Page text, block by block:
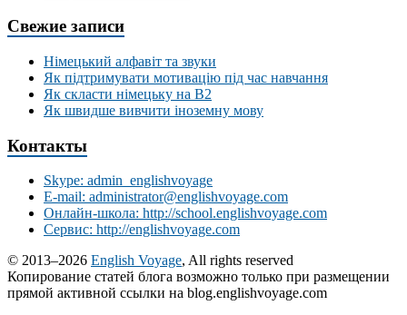
Свежие записи
Німецький алфавіт та звуки
Як підтримувати мотивацію під час навчання
Як скласти німецьку на В2
Як швидше вивчити іноземну мову
Контакты
Skype: admin_englishvoyage
E-mail: administrator@englishvoyage.com
Онлайн-школа: http://school.englishvoyage.com
Сервис: http://englishvoyage.com
© 2013–2026 English Voyage, All rights reserved
Копирование статей блога возможно только при размещении
прямой активной ссылки на blog.englishvoyage.com